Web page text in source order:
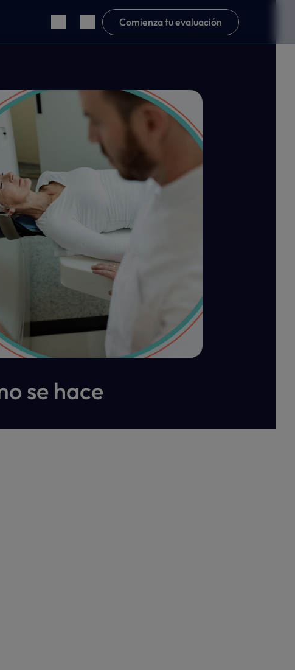
Comienza tu evaluación
se hace